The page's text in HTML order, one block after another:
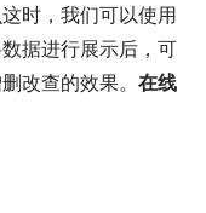
时，我们可以使用
据进行展示后，可
改查的效果。 在线